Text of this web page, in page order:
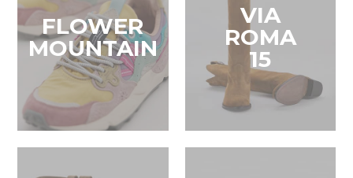
FLOWER
MOUNTAIN
VIA
ROMA
15